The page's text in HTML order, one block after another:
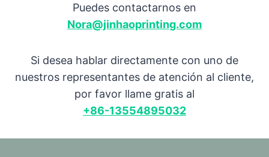
Puedes contactarnos en
Nora@jinhaoprinting.com
Si desea hablar directamente con uno de
nuestros representantes de atención al cliente,
por favor llame gratis al
+86-13554895032